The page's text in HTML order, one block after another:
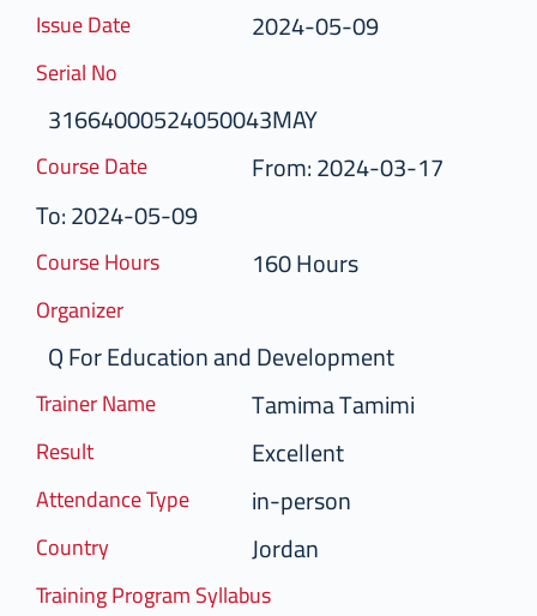
Issue Date
2024-05-09
Serial No
31664000524050043MAY
Course Date
From: 2024-03-17
To: 2024-05-09
Course Hours 160 Hours
Organizer
Q For Education and Development
Trainer Name Tamima Tamimi
Result Excellent
Attendance Type in-person
Country Jordan
Training Program Syllabus